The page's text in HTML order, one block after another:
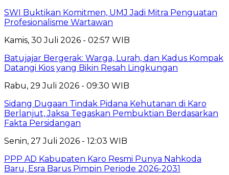
SWI Buktikan Komitmen, UMJ Jadi Mitra Penguatan
Profesionalisme Wartawan
Kamis, 30 Juli 2026 - 02:57 WIB
Batujajar Bergerak: Warga, Lurah, dan Kadus Kompak
Datangi Kios yang Bikin Resah Lingkungan
Rabu, 29 Juli 2026 - 09:30 WIB
Sidang Dugaan Tindak Pidana Kehutanan di Karo
Berlanjut, Jaksa Tegaskan Pembuktian Berdasarkan
Fakta Persidangan
Senin, 27 Juli 2026 - 12:03 WIB
PPP AD Kabupaten Karo Resmi Punya Nahkoda
Baru, Esra Barus Pimpin Periode 2026-2031